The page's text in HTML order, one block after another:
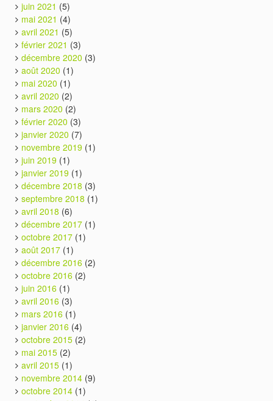
juin 2021 (5)
mai 2021 (4)
avril 2021 (5)
février 2021 (3)
décembre 2020 (3)
août 2020 (1)
mai 2020 (1)
avril 2020 (2)
mars 2020 (2)
février 2020 (3)
janvier 2020 (7)
novembre 2019 (1)
juin 2019 (1)
janvier 2019 (1)
décembre 2018 (3)
septembre 2018 (1)
avril 2018 (6)
décembre 2017 (1)
octobre 2017 (1)
août 2017 (1)
décembre 2016 (2)
octobre 2016 (2)
juin 2016 (1)
avril 2016 (3)
mars 2016 (1)
janvier 2016 (4)
octobre 2015 (2)
mai 2015 (2)
avril 2015 (1)
novembre 2014 (9)
octobre 2014 (1)